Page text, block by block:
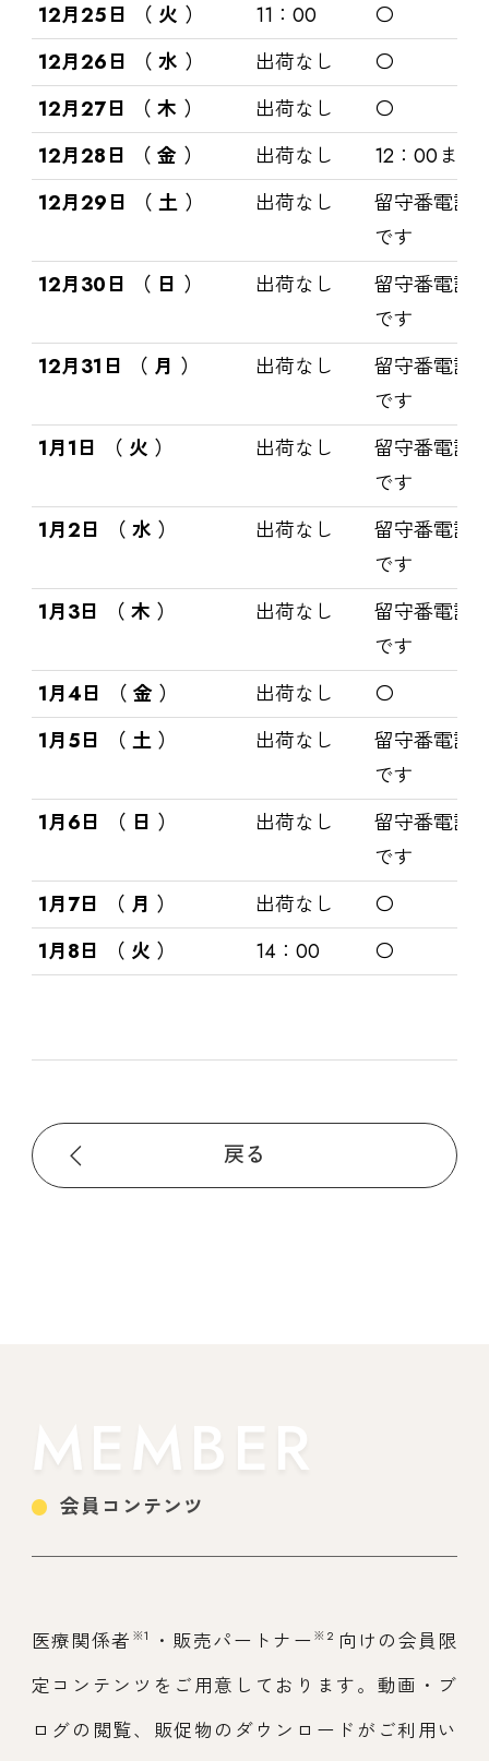
12月25日 （ 火 ） 11：00
〇
12月26日 （ 水 ）
出荷なし
〇
12月27日 （ 木 ）
出荷なし
〇
12月28日 （ 金 ）
出荷なし
12：00まで
12月29日 （ 土 ）
出荷なし
留守番電話
です
12月30日 （ 日 ）
出荷なし
留守番電話
です
12月31日 （ 月 ）
出荷なし
留守番電話
です
1月1日 （ 火 ）
出荷なし
留守番電話
です
1月2日 （ 水 ）
出荷なし
留守番電話
です
1月3日 （ 木 ）
出荷なし
留守番電話
です
1月4日 （ 金 ）
出荷なし
〇
1月5日 （ 土 ）
出荷なし
留守番電話
です
1月6日 （ 日 ）
出荷なし
留守番電話
です
1月7日 （ 月 ）
出荷なし
〇
1月8日 （ 火 ）
14：00 〇
戻る
MEMBER
会員コンテンツ
医療関係者 ※1 ・販売パートナー※2 向けの会員限
定コンテンツをご用意しております。動画・ブ
ログの閲覧、販促物のダウンロードがご利用い